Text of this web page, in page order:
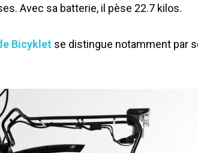
Avec sa batterie, il pèse 22.7 kilos.
Bicyklet se distingue notamment par